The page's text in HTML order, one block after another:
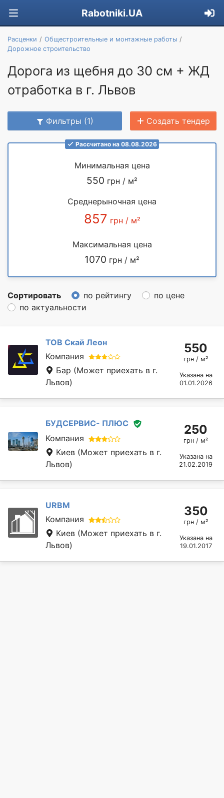
Rabotniki.UA
Расценки
Общестроительные и монтажные работы
Дорожное строительство
Дорога из щебня до 30 см + ЖД
отработка в г. Львов
Фильтры (1) Создать тендер
Рассчитано на 08.08.2026
Минимальная цена
550 грн / м²
Среднерыночная цена
857 грн / м²
Максимальная цена
1070 грн / м²
Сортировать по рейтингу
по цене
по актуальности
ТОВ Скай Леон
Компания
Бар (Может приехать в г.
Львов)
550
грн / м²
Указана на
01.01.2026
БУДСЕРВИС- ПЛЮС
Компания
Киев (Может приехать в г.
Львов)
250
грн / м²
Указана на
21.02.2019
URBM
Компания
Киев (Может приехать в г.
Львов)
350
грн / м²
Указана на
19.01.2017